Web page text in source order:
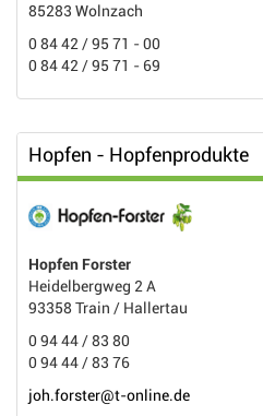
85283 Wolnzach
0 84 42 / 95 71 - 00
0 84 42 / 95 71 - 69
Hopfen - Hopfenprodukte
Hopfen Forster
Heidelbergweg 2 A
93358 Train / Hallertau
0 94 44 / 83 80
0 94 44 / 83 76
joh.forster@t-online.de